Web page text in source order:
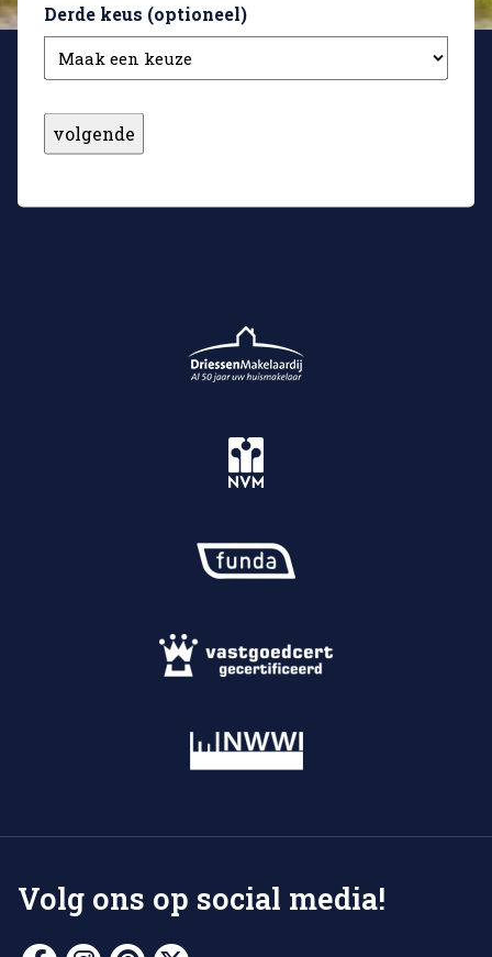
Derde keus (optioneel)
Volg ons op social media!